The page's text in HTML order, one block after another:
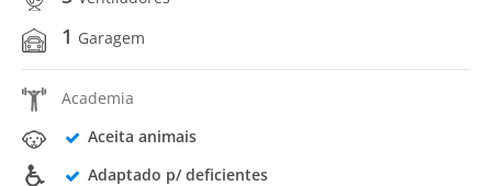
1 Garagem
Academia
Aceita animais
Adaptado p/ deficientes